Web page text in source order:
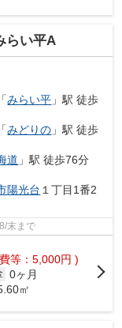
らい平A
「みらい平 」駅 徒歩
「みどりの 」駅 徒歩
道 」駅 徒歩76分
陽光台 １丁目1番2
末まで
等：5,000円 )
0ヶ月
㎡